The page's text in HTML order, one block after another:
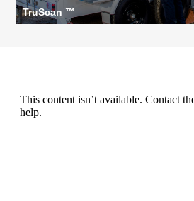
TruScan ™